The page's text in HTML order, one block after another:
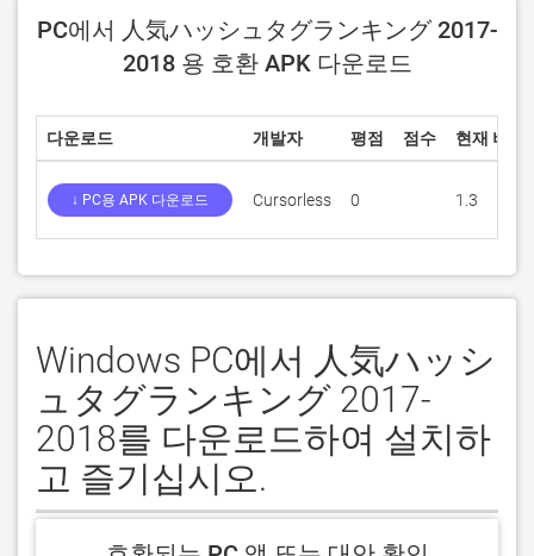
PC에서 人気ハッシュタグランキング 2017-
2018 용 호환 APK 다운로드
다운로드 개발자 평점 점수 현재 버전
↓ PC용 APK 다운로드 Cursorless 0 1.3
Windows PC에서 人気ハッシ
ュタグランキング 2017-
2018를 다운로드하여 설치하
고 즐기십시오.